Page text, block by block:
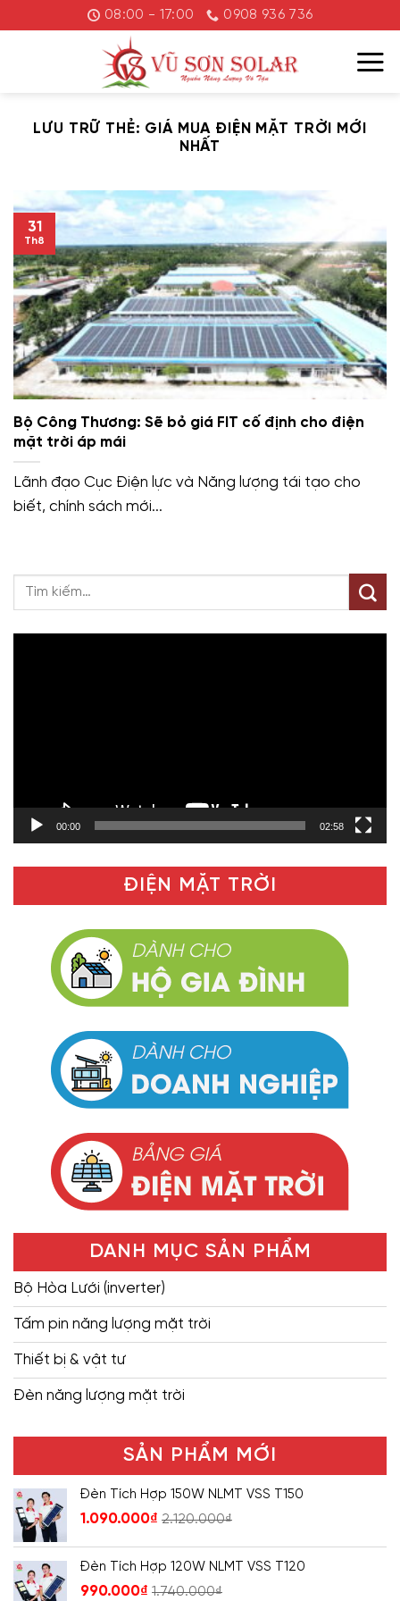
đến
08:00 - 17:00 0908 936 736
LƯU TRỮ THẺ: GIÁ MUA ĐIỆN MẶT TRỜI MỚI
NHẤT
Bộ Công Thương: Sẽ bỏ giá FIT cố định cho điện
mặt trời áp mái
Lãnh đạo Cục Điện lực và Năng lượng tái tạo cho
biết, chính sách mới...
31
Th8
00:00 02:58
ĐIỆN MẶT TRỜI
DANH MỤC SẢN PHẨM
Bộ Hòa Lưới (inverter)
Tấm pin năng lượng mặt trời
Thiết bị & vật tư
Đèn năng lượng mặt trời
SẢN PHẨM MỚI
Đèn Tích Hợp 150W NLMT VSS T150
1.090.000₫ 2.120.000₫
Đèn Tích Hợp 120W NLMT VSS T120
990.000₫ 1.740.000₫